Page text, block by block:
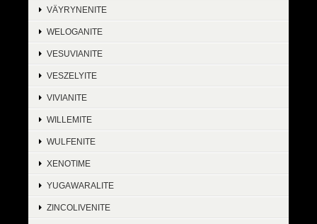
VÄYRYNENITE
WELOGANITE
VESUVIANITE
VESZELYITE
VIVIANITE
WILLEMITE
WULFENITE
XENOTIME
YUGAWARALITE
ZINCOLIVENITE